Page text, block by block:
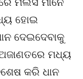
ହୋଇ
ଦେଇଦେବାକୁ
ଅଜାଣତରେ ମଧ୍ୟ
କରି ଧାନ